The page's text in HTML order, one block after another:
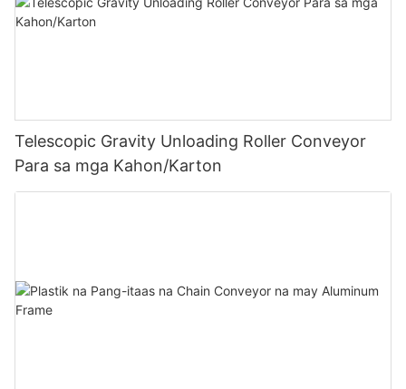
Telescopic Gravity Unloading Roller Conveyor
Para sa mga Kahon/Karton